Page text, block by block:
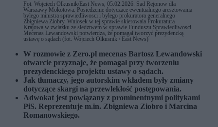
Fot. Wojciech Olkusnik/East News, 05.02.2026. Sad Rejonow dla
Warszawy Mokotowa. Posiedzenie dotyczace ewentualnego aresztowania
bylego ministra sprawiedliwosci i bylego prokuratora generalnego
Zbigniewa Ziobry. Wniosek w tej sprawie skierowala Prokuratura
Krajowa w zwiazku ze sledztwem w sprawie Funduszu Sprawiedliwosci.
Mecenas Lewandowski potwierdza, że pomagał tworzyć prezydencką
ustawę o sądach (fot. Wojciech Olkusnik / East News)
W rozmowie z Zero.pl mecenas Bartosz Lewandowski
otwarcie przyznaje, że pomagał przy tworzeniu
prezydenckiego projektu ustawy o sądach.
Jak tłumaczy, jego autorskim wkładem były zmiany
dotyczące skargi na przewlekłość postępowania.
Adwokat jest powiązany z prominentnymi politykami
PiS. Reprezentuje m.in. Zbigniewa Ziobro i Marcina
Romanowskiego.